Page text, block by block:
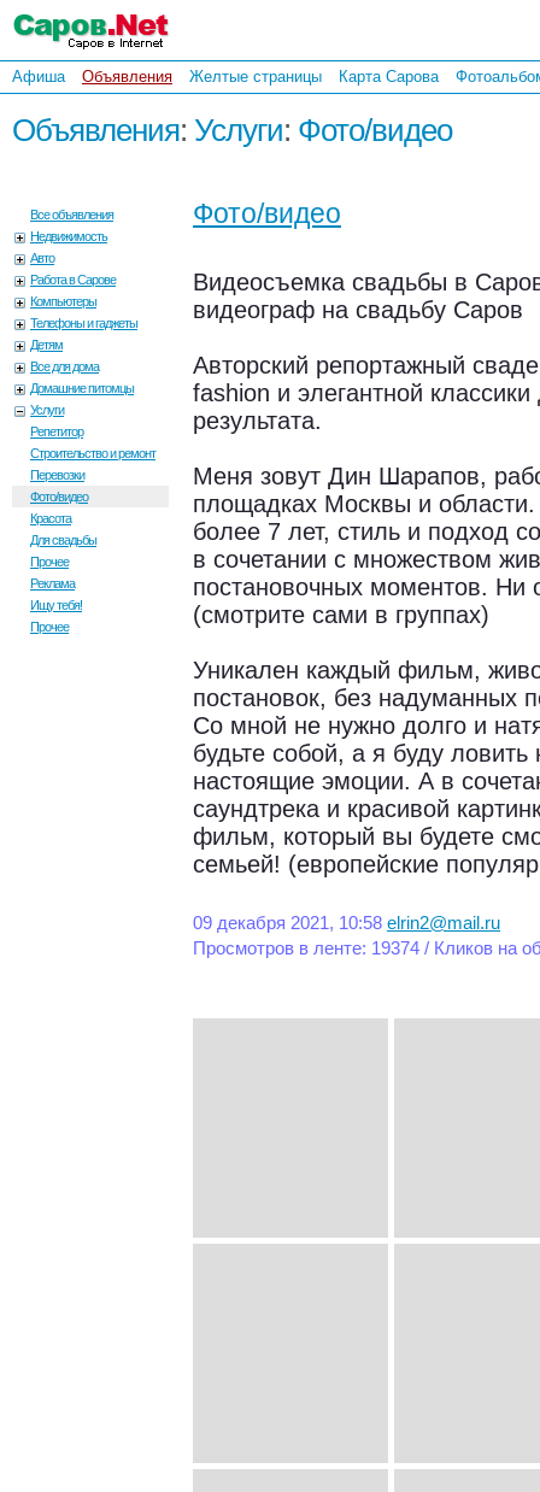
Афиша Объявления Желтые страницы Карта Сарова
Объявления: Услуги: Фото/видео
Все объявления
Недвижимость
Авто
Работа в Сарове
Компьютеры
Телефоны и гаджеты
Детям
Все для дома
Домашние питомцы
Услуги
Репетитор
Строительство и ремонт
Перевозки
Фото/видео
Красота
Для свадьбы
Прочее
Реклама
Ищу тебя!
Прочее
Фото/видео
Видеосъемка свадьбы в
видеограф на свадьбу Саров
Авторский репортажный
fashion и элегантной
результата.
Меня зовут Дин Шарапов,
площадках Москвы и
более 7 лет, стиль и подход
в сочетании с множеством
постановочных моментов. Ни
(смотрите сами в группах)
Уникален каждый фильм,
постановок, без надуманных
Со мной не нужно долго и
будьте собой, а я буду
настоящие эмоции. А в
саундтрека и красивой
фильм, который вы будете
семьей! (европейские
09 декабря 2021, 10:58 elrin2@mail.ru
Просмотров в ленте: 19374 / Кликов на